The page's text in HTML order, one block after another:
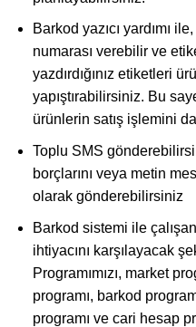
Barkod yazıcı yardımı
numarası verebilir ve
yazdırdığınız etiketleri
yapıştırabilirsiniz. Bu
ürünlerin satış işlemini
Toplu SMS
borçlarını veya metin
olarak gönderebilirsiniz
Barkod sistemi ile
ihtiyacını karşılayacak
Programımızı, market
programı, barkod
programı ve cari hesap